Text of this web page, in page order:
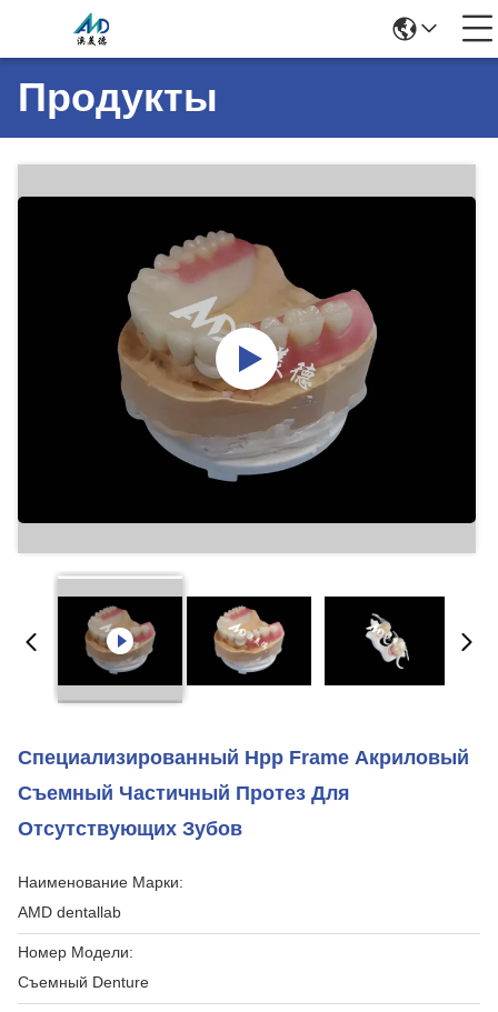
Продукты
Специализированный Hpp Frame Акриловый
Съемный Частичный Протез Для
Отсутствующих Зубов
Наименование Марки:
AMD dentallab
Номер Модели:
Съемный Denture